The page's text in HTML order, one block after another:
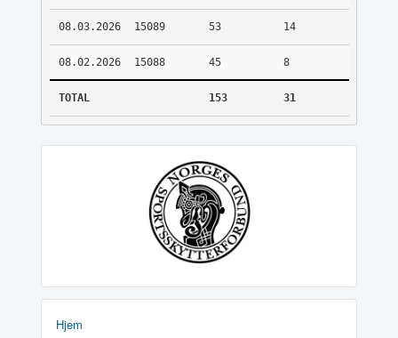
08.03.2026 15089 53 14
08.02.2026 15088 45 8
TOTAL 153 31
Hjem